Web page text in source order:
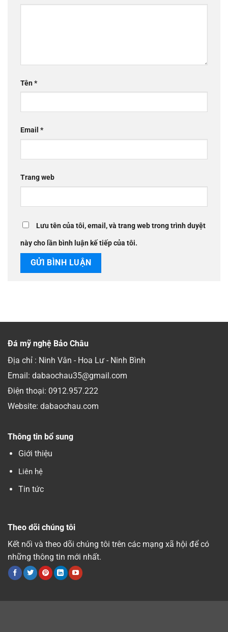
Tên*
Email *
Trang web
Lưu tên của tôi, email, và trang web trong trình duyệt
này cho lần bình luận kế tiếp của tôi.
Đá mỹ nghệ Bảo Châu
Địa chỉ : Ninh Vân - Hoa Lư - Ninh Bình
Email: dabaochau35@gmail.com
Điện thoại: 0912.957.222
Website: dabaochau.com
Thông tin bổ sung
Giới thiệu
Liên hệ
Tin tức
Theo dõi chúng tôi
Kết nối và theo dõi chúng tôi trên các mạng xã hội để có
những thông tin mới nhất.